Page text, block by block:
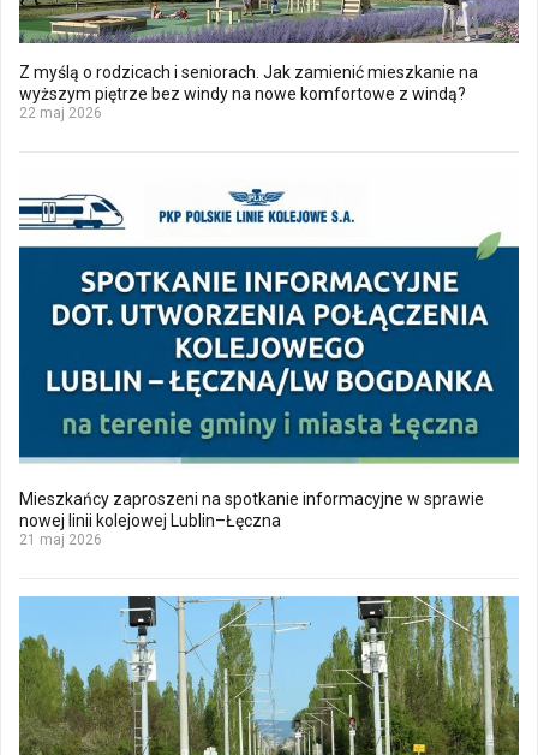
Z myślą o rodzicach i seniorach. Jak zamienić mieszkanie na
wyższym piętrze bez windy na nowe komfortowe z windą?
22 maj 2026
Mieszkańcy zaproszeni na spotkanie informacyjne w sprawie
nowej linii kolejowej Lublin–Łęczna
21 maj 2026